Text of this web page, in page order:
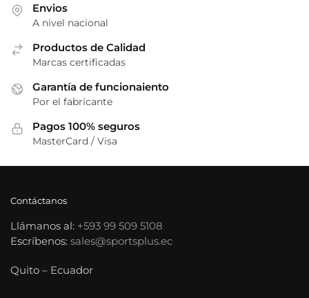
la
página
de
producto
Envios
A nivel nacional
Productos de Calidad
Marcas certificadas
Garantía de funcionaiento
Por el fabricante
Pagos 100% seguros
MasterCard / Visa
Contáctanos
Llámanos al: +593 99 509 5108
Escríbenos: sales@sportsplus.ec
Quito – Ecuador